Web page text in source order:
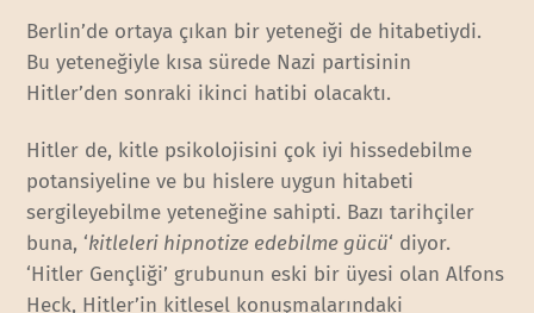
Berlin’de ortaya çıkan bir yeteneği de hitabetiydi.
Bu yeteneğiyle kısa sürede Nazi partisinin
Hitler’den sonraki ikinci hatibi olacaktı.
Hitler de, kitle psikolojisini çok iyi hissedebilme
potansiyeline ve bu hislere uygun hitabeti
sergileyebilme yeteneğine sahipti. Bazı tarihçiler
buna, ‘kitleleri hipnotize edebilme gücü‘ diyor.
‘Hitler Gençliği’ grubunun eski bir üyesi olan Alfons
Heck, Hitler’in kitlesel konuşmalarındaki